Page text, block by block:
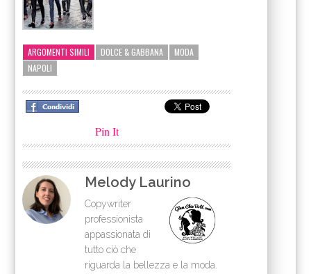
ARGOMENTI SIMILI DOLCE & GABBANA
MODA
NAPOLI
Pin It
Melody Laurino
Copywriter
professionista
appassionata di
tutto ciò che
riguarda la bellezza e la moda.